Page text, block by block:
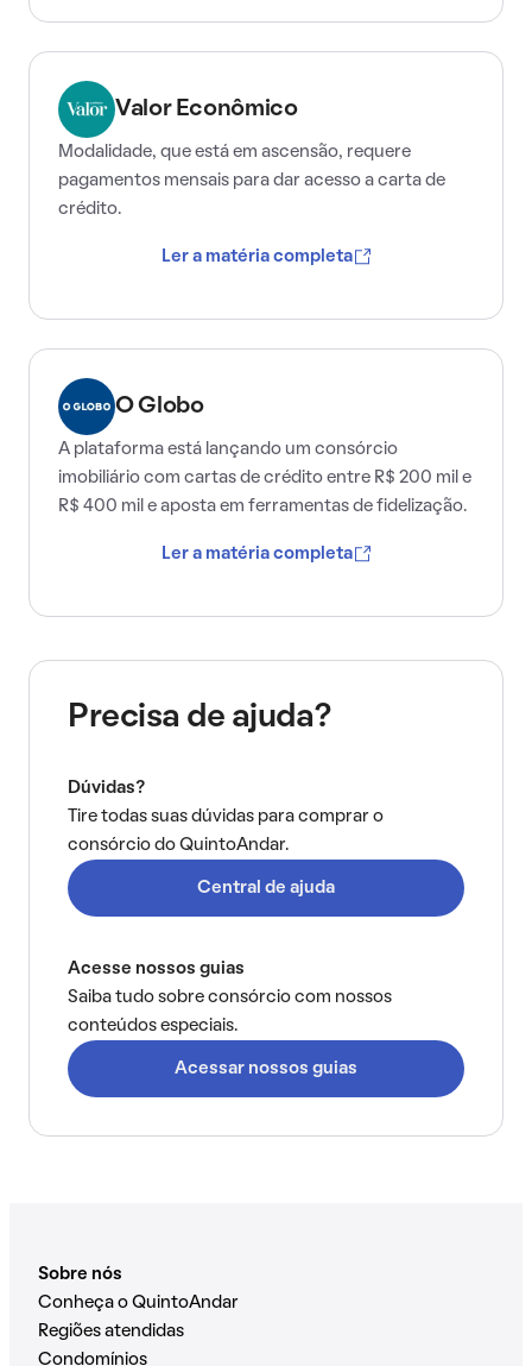
Valor Econômico
Modalidade, que está em ascensão, requere
pagamentos mensais para dar acesso a carta de
crédito.
Ler a matéria completa
O Globo
A plataforma está lançando um consórcio
imobiliário com cartas de crédito entre R$ 200 mil e
R$ 400 mil e aposta em ferramentas de fidelização.
Ler a matéria completa
Precisa de ajuda?
Dúvidas?
Tire todas suas dúvidas para comprar o
consórcio do QuintoAndar.
Central de ajuda
Acesse nossos guias
Saiba tudo sobre consórcio com nossos
conteúdos especiais.
Acessar nossos guias
Sobre nós
Conheça o QuintoAndar
Regiões atendidas
Condomínios